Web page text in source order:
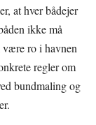
at hver bådejer
ikke må
være ro i havnen
regler om
bundmaling og